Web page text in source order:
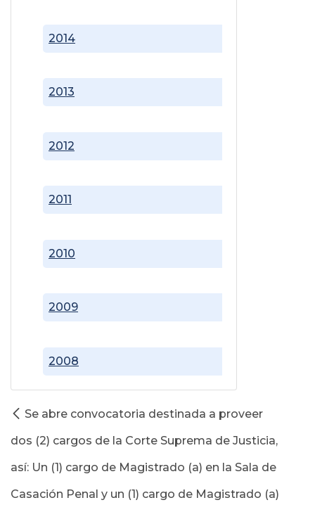
2008
2009
2010
2011
2012
2013
2014
Se abre convocatoria destinada a proveer
dos (2) cargos de la Corte Suprema de Justicia,
así: Un (1) cargo de Magistrado (a) en la Sala de
Casación Penal y un (1) cargo de Magistrado (a)